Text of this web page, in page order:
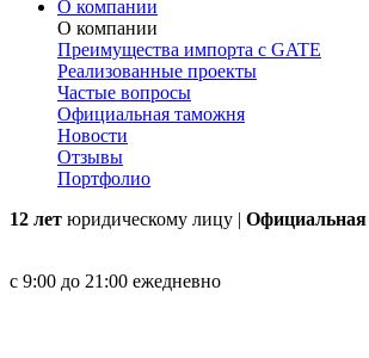
О компании
О компании
Преимущества импорта с GATE
Реализованные проекты
Частые вопросы
Официальная таможня
Новости
Отзывы
Портфолио
12 лет юридическому лицу | Официальная
с 9:00 до 21:00 ежедневно